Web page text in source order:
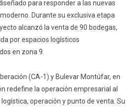
para responder a las nuevas
Durante su exclusiva etapa
alcanzó la venta de 90 bodegas,
por espacios logísticos
en zona 9.
(CA-1) y Bulevar Montúfar, en
redefine la operación empresarial al
operación y punto de venta. Su